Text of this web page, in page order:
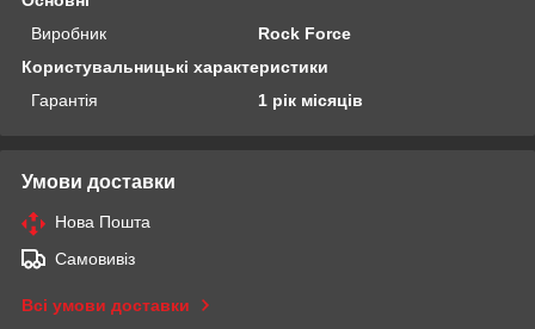
Виробник
Rock Force
Користувальницькі характеристики
Гарантія
1 рік місяців
Умови доставки
Нова Пошта
Самовивіз
Всі умови доставки